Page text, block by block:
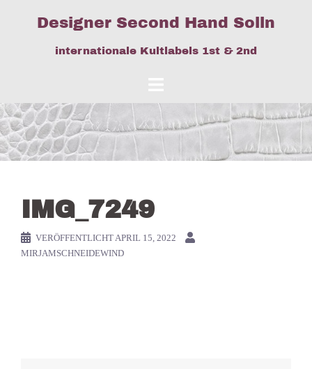
Designer Second Hand Solln
internationale Kultlabels 1st & 2nd
IMG_7249
VERÖFFENTLICHTAPRIL 15, 2022
MIRJAMSCHNEIDEWIND